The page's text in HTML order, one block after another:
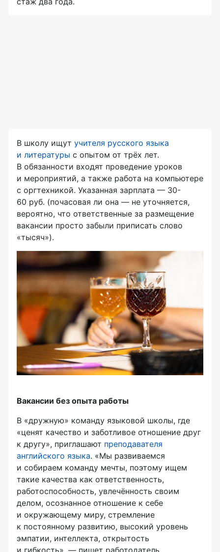
В школу ищут учителя русского языка
и литературы с опытом от трёх лет.
В обязанности входят проведение уроков
и мероприятий, а также работа на компьютере
с оргтехникой. Указанная зарплата — 30-
60 руб. (почасовая ли она — не уточняется,
вероятно, что ответственные за размещение
вакансии просто забыли приписать слово
«тысяч»).
Вакансии без опыта работы
В «дружную» команду языковой школы, где
«ценят качество и заботливое отношение друг
к другу», приглашают преподавателя
английского языка. «Мы развиваемся
и собираем команду мечты, поэтому ищем
такие качества как ответственность,
работоспособность, увлечённость своим
делом, осознанное отношение к себе
и окружающему миру, стремление
к постоянному развитию, высокий уровень
эмпатии, интеллекта, открытость